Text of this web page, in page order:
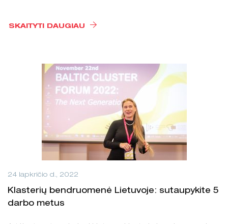
SKAITYTI DAUGIAU
24 lapkričio d., 2022
Klasterių bendruomenė Lietuvoje: sutaupykite 5
darbo metus